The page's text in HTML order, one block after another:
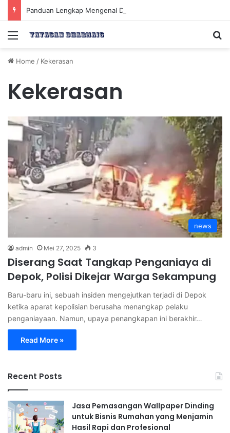
Menu
Home / Kekerasan
Kekerasan
news
admin Mei 27, 2025 3
Diserang Saat Tangkap Penganiaya di
Depok, Polisi Dikejar Warga Sekampung
Baru-baru ini, sebuah insiden mengejutkan terjadi di Depok
ketika aparat kepolisian berusaha menangkap pelaku
penganiayaan. Namun, upaya penangkapan ini berakhir…
Read More »
Recent Posts
Jasa Pemasangan Wallpaper Dinding
untuk Bisnis Rumahan yang Menjamin
Hasil Rapi dan Profesional